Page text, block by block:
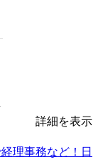
詳細を表示